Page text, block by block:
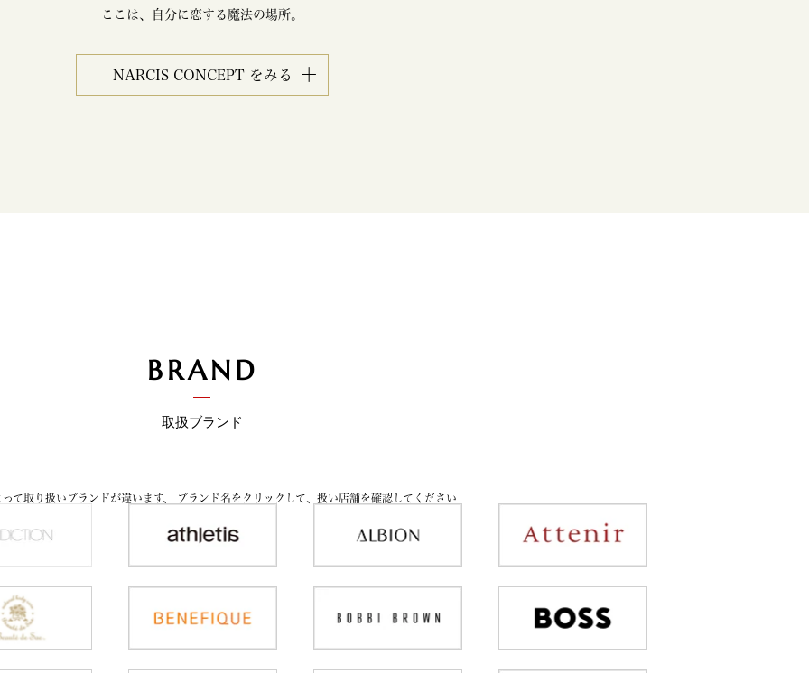
ここは、自分に恋する魔法の場所。
NARCIS CONCEPT をみる
BRAND
取扱ブランド
て取り扱いブランドが違います、 ブランド名をクリックして、扱い店舗を確認してください